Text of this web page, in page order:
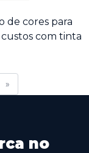
de cores para
com tinta
»
no